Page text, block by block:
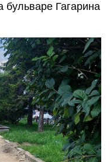
бульваре Гагарина